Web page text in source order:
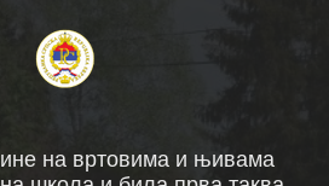
на вртовима и њивама